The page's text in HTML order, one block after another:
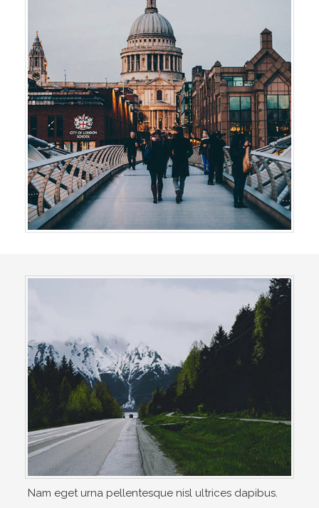
Nam eget urna pellentesque nisl ultrices dapibus.